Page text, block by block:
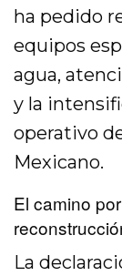
ha pedido
equipos
agua,
y la
operativo
Mexicano.
El camino
La